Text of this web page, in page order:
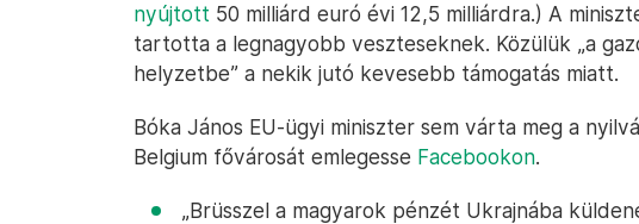
nyújtott 50 milliárd euró évi 12,5 milliárdra.) A
tartotta a legnagyobb veszteseknek. Közülük „a
helyzetbe” a nekik jutó kevesebb támogatás miatt.
Bóka János EU-ügyi miniszter sem várta meg a
Belgium fővárosát emlegesse Facebookon.
„Brüsszel a magyarok pénzét Ukrajnába